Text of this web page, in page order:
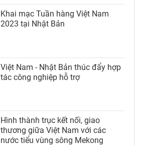
Khai mạc Tuần hàng Việt Nam
2023 tại Nhật Bản
Việt Nam - Nhật Bản thúc đẩy hợp
tác công nghiệp hỗ trợ
Hình thành trục kết nối, giao
thương giữa Việt Nam với các
nước tiểu vùng sông Mekong